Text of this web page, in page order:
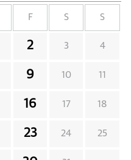
F S S
2 3 4
9 10 11
16 17 18
23 24 25